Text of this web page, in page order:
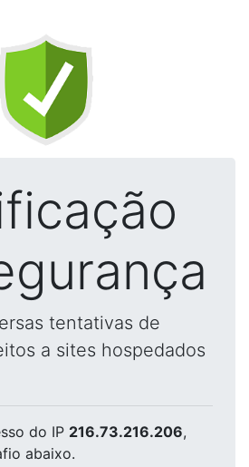
tentativas de
a sites hospedados
do IP 216.73.216.206,
abaixo.